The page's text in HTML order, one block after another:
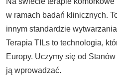
w ramach badań klinicznych.
innym standardzie
Terapia TILs to technologia,
Europy. Uczymy się od
ją wprowadzać.